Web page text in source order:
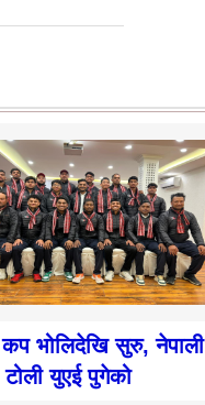
कप भोलिदेखि सुरु, नेपाली
युएई पुगेको